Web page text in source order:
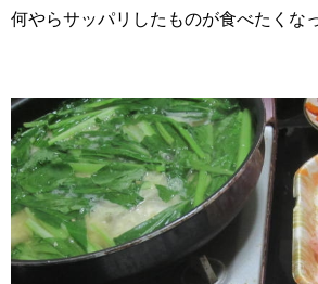
何やらサッパリしたものが食べたくな